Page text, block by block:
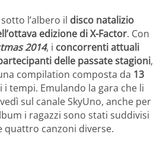
l’albero il disco natalizio
edizione di X-Factor. Con
2014, i concorrenti attuali
delle passate stagioni,
compilation composta da 13
i tempi. Emulando la gara che li
sul canale SkyUno, anche per
i ragazzi sono stati suddivisi
quattro canzoni diverse.